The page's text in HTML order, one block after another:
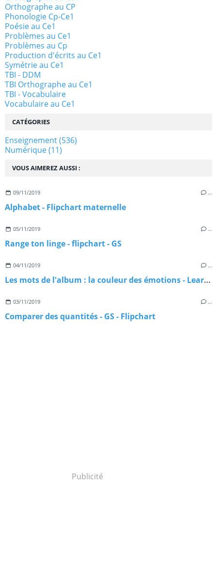
VOUS AIMEREZ AUSSI :
09/11/2019 …
Alphabet - Flipchart maternelle
05/11/2019 …
Range ton linge - flipchart - GS
04/11/2019 …
Les mots de l'album : la couleur des émotions - Learningapps
03/11/2019 …
Comparer des quantités - GS - Flipchart
Orthographe au CP
Phonologie Cp-Ce1
Poésie au Ce1
Problèmes au Ce1
Problèmes au Cp
Production d'écrits au Ce1
Symétrie au Ce1
TBI - DDM
TBI Orthographe au Ce1
TBI - Vocabulaire
Vocabulaire au Ce1
CATÉGORIES
Enseignement(536)
Numérique(11)
Publicité